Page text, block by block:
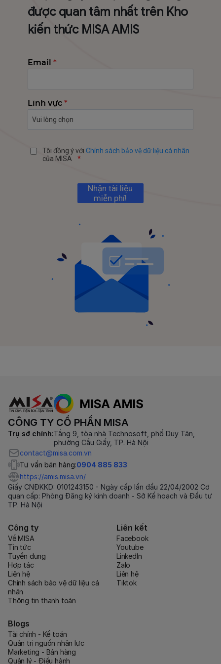
được quan tâm nhất trên Kho
kiến thức MISA AMIS
Email *
Lĩnh vực *
Tôi đồng ý với Chính sách bảo vệ dữ liệu cá nhân
của MISA
*
CÔNG TY CỔ PHẦN MISA
Trụ sở chính:Tầng 9, tòa nhà Technosoft, phố Duy Tân,
phường Cầu Giấy, TP. Hà Nội
contact@misa.com.vn
Tư vấn bán hàng:0904 885 833
https://amis.misa.vn/
Giấy CNĐKKD: 0101243150 - Ngày cấp lần đầu 22/04/2002 Cơ
quan cấp: Phòng Đăng ký kinh doanh - Sở Kế hoạch và Đầu tư
TP. Hà Nội
Công ty
Về MISA
Tin tức
Tuyển dụng
Hợp tác
Liên hệ
Chính sách bảo vệ dữ liệu cá
nhân
Thông tin thanh toán
Liên kết
Facebook
Youtube
LinkedIn
Zalo
Liên hệ
Tiktok
Blogs
Tài chính - Kế toán
Quản trị nguồn nhân lực
Marketing - Bán hàng
Quản lý - Điều hành